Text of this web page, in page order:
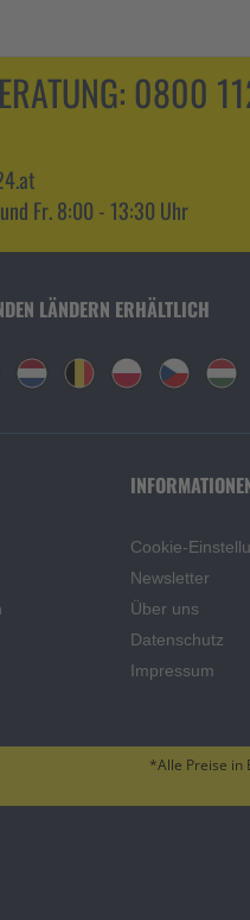
0800
Fr. 8:00 - 13:30 Uhr
LÄNDERN ERHÄLTLICH
Cookie-
Newsletter
Über uns
Datenschutz
Impressum
*Alle Preise in